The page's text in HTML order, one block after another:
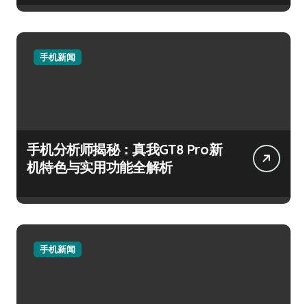
手机新闻
手机分析师揭秘：真我GT8 Pro新
机特色与实用功能全解析
手机新闻